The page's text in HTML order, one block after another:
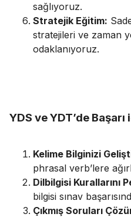
sağlıyoruz.
Stratejik Eğitim:
stratejileri ve zaman
odaklanıyoruz.
YDS ve YDT’de Başarı
Kelime Bilginizi
phrasal verb’lere
Dilbilgisi Kurallarını
bilgisi sınav
Çıkmış Soruları